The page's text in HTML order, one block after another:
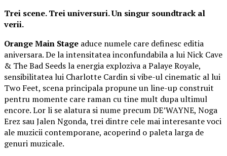
Trei scene. Trei universuri. Un singur soundtrack al
verii.
Orange Main Stage aduce numele care definesc editia
aniversara. De la intensitatea inconfundabila a lui Nick Cave
& The Bad Seeds la energia exploziva a Palaye Royale,
sensibilitatea lui Charlotte Cardin si vibe-ul cinematic al lui
Two Feet, scena principala propune un line-up construit
pentru momente care raman cu tine mult dupa ultimul
encore. Lor li se alatura si nume precum DE’WAYNE, Noga
Erez sau Jalen Ngonda, trei dintre cele mai interesante voci
ale muzicii contemporane, acoperind o paleta larga de
genuri muzicale.